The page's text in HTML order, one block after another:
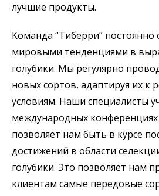
лучшие продукты.
Команда “Тиберри” постоянно
мировыми тенденциями в
голубики. Мы регулярно
новых сортов, адаптируя их к
условиям. Наши специалисты
международных конференциях
позволяет нам быть в курсе
достижений в области
голубики. Это позволяет нам
клиентам самые передовые